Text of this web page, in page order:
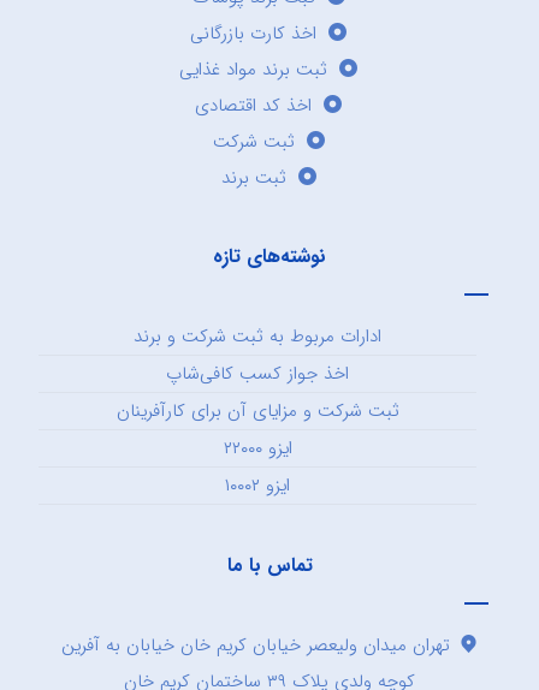
اخذ کارت بازرگانی
ثبت برند مواد غذایی
اخذ کد اقتصادی
ثبت شرکت
ثبت برند
نوشته‌های تازه
ادارات مربوط به ثبت شرکت و برند
اخذ جواز کسب کافی‌شاپ
ثبت شرکت و مزایای آن برای کارآفرینان
ایزو ۲۲۰۰۰
ایزو ۱۰۰۰۲
تماس با ما
تهران میدان ولیعصر خیابان کریم خان خیابان به آفرین
کوچه ولدی پلاک ۳۹ ساختمان کریم خان